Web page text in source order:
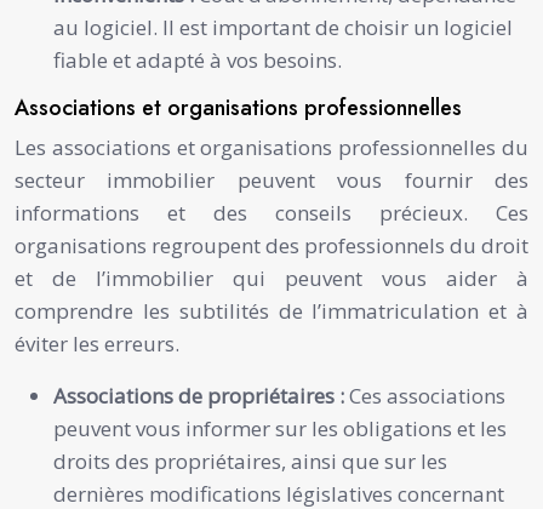
au logiciel. Il est important de choisir un logiciel
fiable et adapté à vos besoins.
Associations et organisations professionnelles
Les associations et organisations professionnelles du
secteur immobilier peuvent vous fournir des
informations et des conseils précieux. Ces
organisations regroupent des professionnels du droit
et de l’immobilier qui peuvent vous aider à
comprendre les subtilités de l’immatriculation et à
éviter les erreurs.
Associations de propriétaires :Ces associations
peuvent vous informer sur les obligations et les
droits des propriétaires, ainsi que sur les
dernières modifications législatives concernant